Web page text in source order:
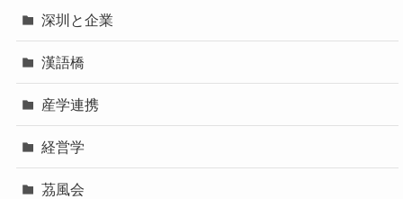
深圳と企業
漢語橋
産学連携
経営学
茘風会